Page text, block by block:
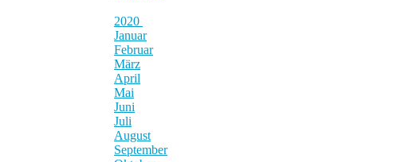
2020
Januar
Februar
März
April
Mai
Juni
Juli
August
September